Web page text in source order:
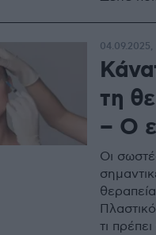
τη
– Ο
Οι
τι
04.09.2025,